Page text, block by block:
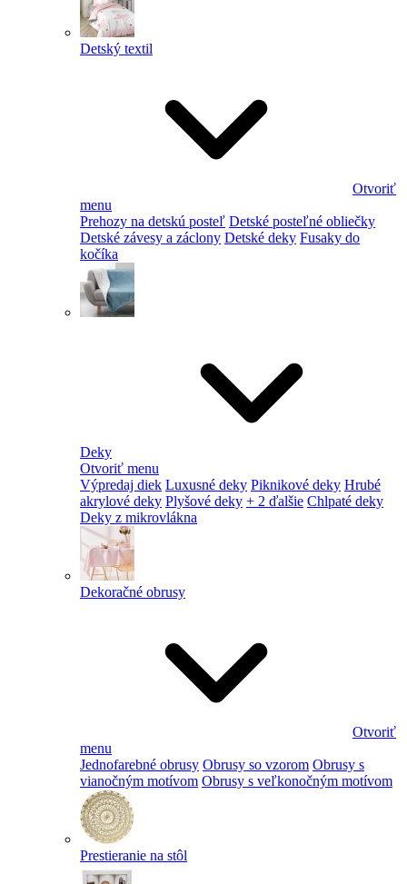
Detský textil
Otvoriť
menu
Prehozy na detskú posteľ Detské posteľné obliečky
Detské závesy a záclony Detské deky Fusaky do
kočíka
Deky
Otvoriť menu
Výpredaj diek Luxusné deky Piknikové deky Hrubé
akrylové deky Plyšové deky + 2 ďalšie Chlpaté deky
Deky z mikrovlákna
Dekoračné obrusy
Otvoriť
menu
Jednofarebné obrusy Obrusy so vzorom Obrusy s
vianočným motívom Obrusy s veľkonočným motívom
Prestieranie na stôl